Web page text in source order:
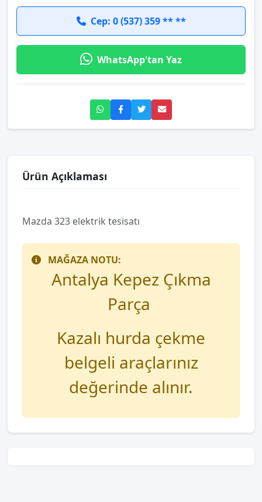
Cep: 0 (537) 359 ** **
WhatsApp'tan Yaz
Ürün Açıklaması
Mazda 323 elektrik tesisatı
MAĞAZA NOTU:
Antalya Kepez Çıkma
Parça
Kazalı hurda çekme
belgeli araçlarınız
değerinde alınır.